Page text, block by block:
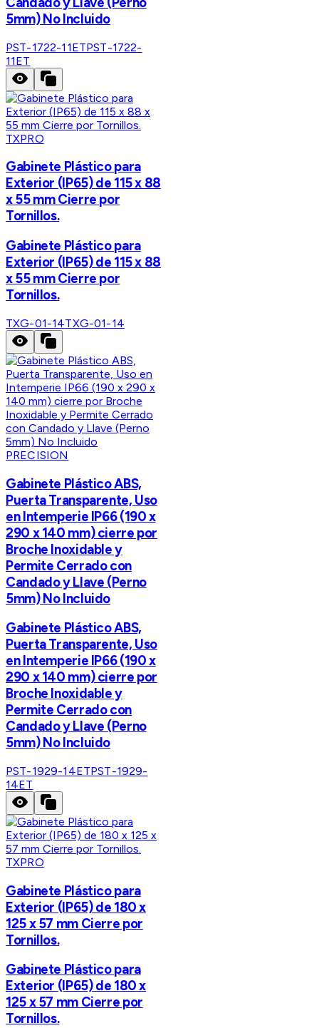
5mm) No Incluido
PST-1722-11ETPST-1722-
11ET
TXPRO
Gabinete Plástico para
Exterior (IP65) de 115 x 88
x 55 mm Cierre por
Tornillos.
Gabinete Plástico para
Exterior (IP65) de 115 x 88
x 55 mm Cierre por
Tornillos.
TXG-01-14TXG-01-14
PRECISION
Gabinete Plástico ABS,
Puerta Transparente, Uso
en Intemperie IP66 (190 x
290 x 140 mm) cierre por
Broche Inoxidable y
Permite Cerrado con
Candado y Llave (Perno
5mm) No Incluido
Gabinete Plástico ABS,
Puerta Transparente, Uso
en Intemperie IP66 (190 x
290 x 140 mm) cierre por
Broche Inoxidable y
Permite Cerrado con
Candado y Llave (Perno
5mm) No Incluido
PST-1929-14ETPST-1929-
14ET
TXPRO
Gabinete Plástico para
Exterior (IP65) de 180 x
125 x 57 mm Cierre por
Tornillos.
Gabinete Plástico para
Exterior (IP65) de 180 x
125 x 57 mm Cierre por
Tornillos.